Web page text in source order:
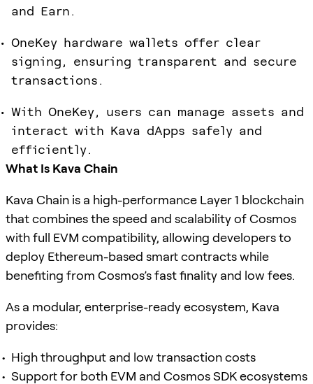
and Earn.
OneKey hardware wallets offer clear
signing, ensuring transparent and secure
transactions.
With OneKey, users can manage assets and
interact with Kava dApps safely and
efficiently.
What Is Kava Chain
Kava Chain is a high-performance Layer 1 blockchain
that combines the speed and scalability of Cosmos
with full EVM compatibility, allowing developers to
deploy Ethereum-based smart contracts while
benefiting from Cosmos’s fast finality and low fees.
As a modular, enterprise-ready ecosystem, Kava
provides:
High throughput and low transaction costs
Support for both EVM and Cosmos SDK ecosystems